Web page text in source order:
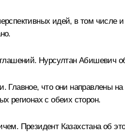
идей, в том числе
Нурсултан Абишевич
что они направлены
регионах с обеих сторон.
Президент Казахстана об